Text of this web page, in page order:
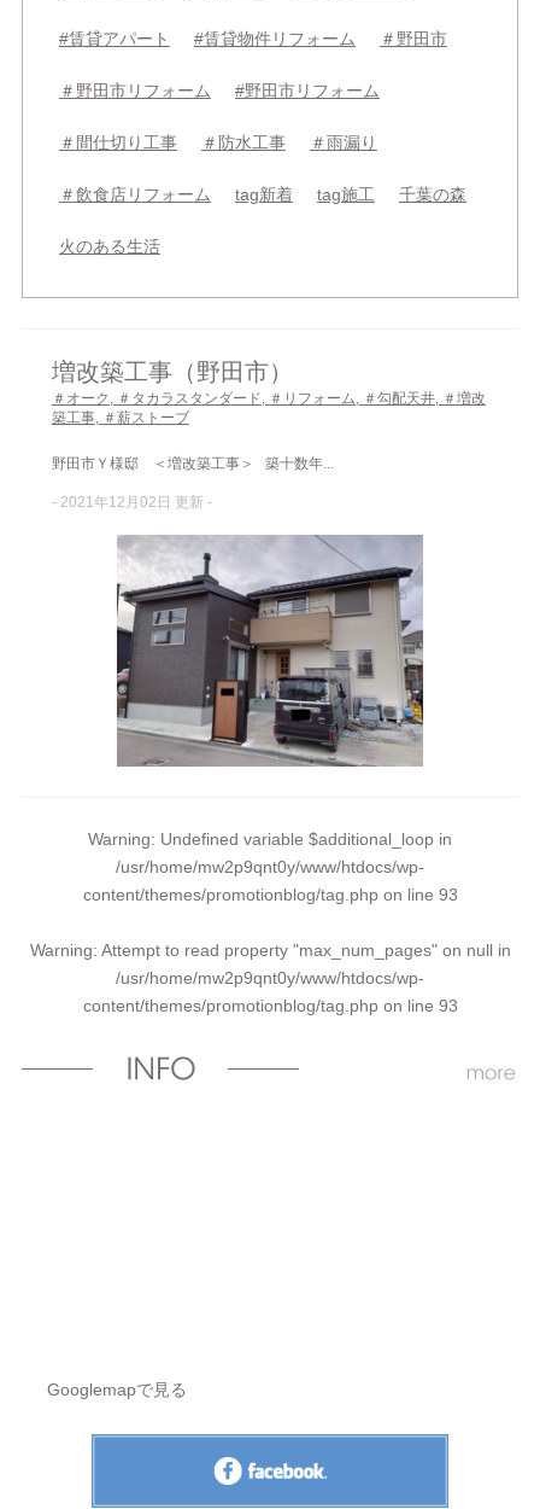
#賃貸アパート #賃貸物件リフォーム ＃野田市
＃野田市リフォーム #野田市リフォーム
＃間仕切り工事 ＃防水工事 ＃雨漏り
＃飲食店リフォーム tag新着 tag施工 千葉の森
火のある生活
増改築工事（野田市）
＃オーク , ＃タカラスタンダード, ＃リフォーム, ＃勾配天井, ＃増改
築工事, ＃薪ストーブ
野田市Ｙ様邸 ＜増改築工事＞ 築十数年...
- 2021年12月02日 更新 -
Warning: Undefined variable $additional_loop in
/usr/home/mw2p9qnt0y/www/htdocs/wp-
content/themes/promotionblog/tag.phpon line 93
Warning: Attempt to read property "max_num_pages" on null in
/usr/home/mw2p9qnt0y/www/htdocs/wp-
content/themes/promotionblog/tag.phpon line 93
Googlemapで見る